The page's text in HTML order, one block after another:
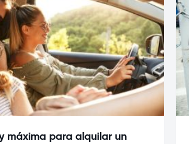
máxima para alquilar un